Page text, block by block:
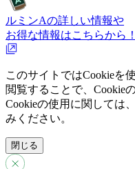
ルミンAの詳しい情報や
お得な情報はこちらから！
このサイトではCookieを
閲覧することで、Cookie
Cookieの使用に関しては、
みください。
閉じる